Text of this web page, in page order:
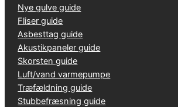
Nye gulve guide
Fliser guide
Asbesttag guide
Akustikpaneler guide
Skorsten guide
Luft/vand varmepumpe
Træfældning guide
Stubbefræsning guide